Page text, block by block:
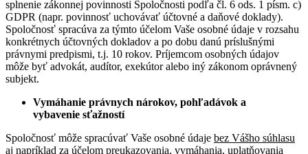
splnenie zákonnej povinnosti Spoločnosti podľa čl. 6 ods. 1 písm. c)
GDPR (napr. povinnosť uchovávať účtovné a daňové doklady).
Spoločnosť spracúva za týmto účelom Vaše osobné údaje v rozsahu
konkrétnych účtovných dokladov a po dobu danú príslušnými
právnymi predpismi, t.j. 10 rokov. Príjemcom osobných údajov
môže byť advokát, audítor, exekútor alebo iný zákonom oprávnený
subjekt.
Vymáhanie právnych nárokov, pohľadávok a
vybavenie sťažností
Spoločnosť môže spracúvať Vaše osobné údaje bez Vášho súhlasu
aj napríklad za účelom preukazovania, vymáhania, uplatňovania